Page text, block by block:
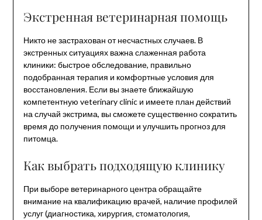
Экстренная ветеринарная помощь
Никто не застрахован от несчастных случаев. В
экстренных ситуациях важна слаженная работа
клиники: быстрое обследование, правильно
подобранная терапия и комфортные условия для
восстановления. Если вы знаете ближайшую
компетентную veterinary clinic и имеете план действий
на случай экстрима, вы сможете существенно сократить
время до получения помощи и улучшить прогноз для
питомца.
Как выбрать подходящую клинику
При выборе ветеринарного центра обращайте
внимание на квалификацию врачей, наличие профилей
услуг (диагностика, хирургия, стоматология,